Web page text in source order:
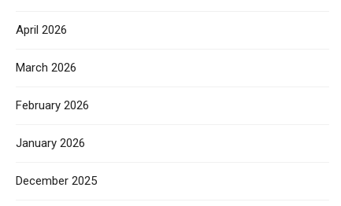
April 2026
March 2026
February 2026
January 2026
December 2025